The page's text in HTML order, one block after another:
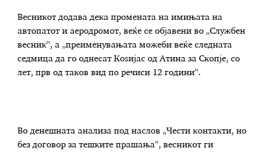
Весникот додава дека промената на имињата на
автопатот и аеродромот, веќе се објавени во „Службен
весник“, а „преименувањата можеби веќе следната
седмица да го однесат Коѕијас од Атина за Скопје, со
лет, прв од таков вид по речиси 12 години“.
Во денешната анализа под наслов „Чести контакти, но
без договор за тешките прашања“, весникот ги